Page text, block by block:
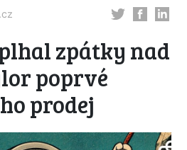
zpátky nad
poprvé
prodej